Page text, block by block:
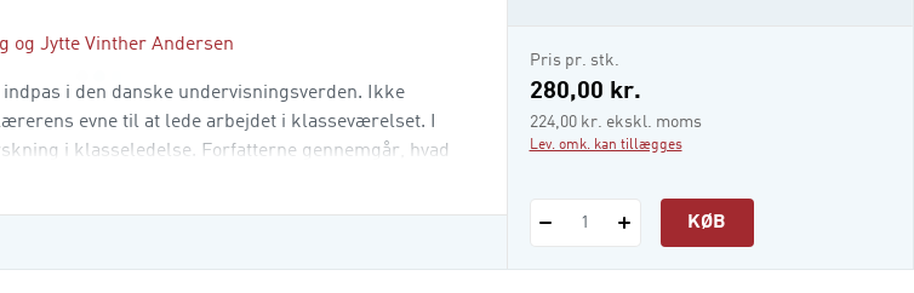
og Jytte Vinther Andersen
i den danske undervisningsverden. Ikke
evne til at lede arbejdet i klasseværelset. I
i klasseledelse. Forfatterne gennemgår, hvad
i-bog
Pris pr. stk.
280,00 kr.
224,00 kr. ekskl. moms
Lev. omk. kan tillægges
1 KØB